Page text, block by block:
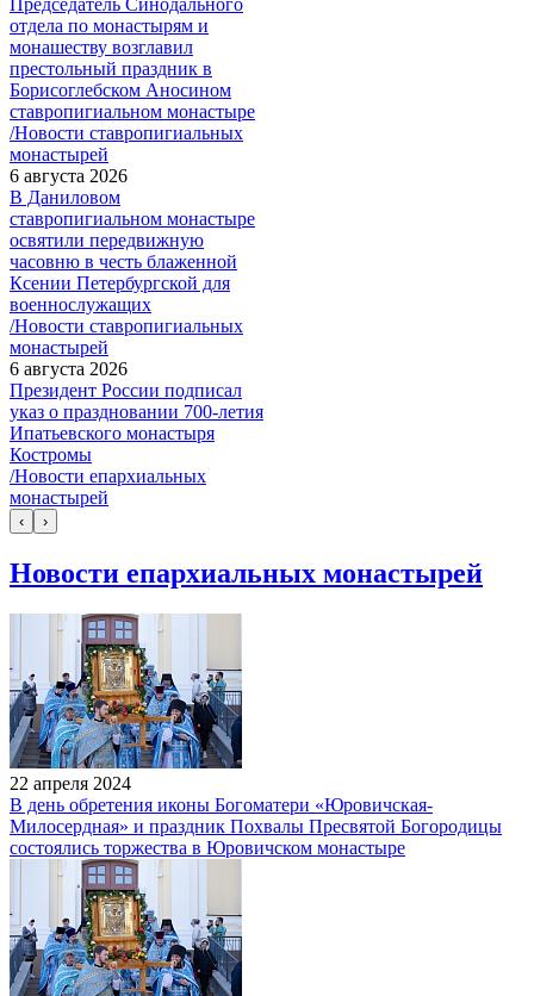
Председатель Синодального
отдела по монастырям и
монашеству возглавил
престольный праздник в
Борисоглебском Аносином
ставропигиальном монастыре
/Новости ставропигиальных
монастырей
6 августа 2026
В Даниловом
ставропигиальном монастыре
освятили передвижную
часовню в честь блаженной
Ксении Петербургской для
военнослужащих
/Новости ставропигиальных
монастырей
6 августа 2026
Президент России подписал
указ о праздновании 700-летия
Ипатьевского монастыря
Костромы
/Новости епархиальных
монастырей
‹ ›
Новости епархиальных монастырей
22 апреля 2024
В день обретения иконы Богоматери «Юровичская-
Милосердная» и праздник Похвалы Пресвятой Богородицы
состоялись торжества в Юровичском монастыре